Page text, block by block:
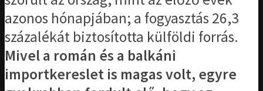
azonos hónapjában; a fogyasztás 26,3
százalékát biztosította külföldi forrás.
Mivel a román és a balkáni
importkereslet is magas volt, egyre